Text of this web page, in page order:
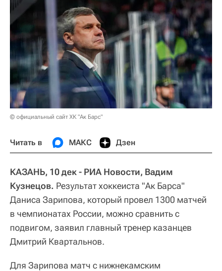
© официальный сайт ХК "Ак Барс"
Читать в МАКС Дзен
КАЗАНЬ, 10 дек - РИА Новости, Вадим
Кузнецов. Результат хоккеиста "Ак Барса"
Даниса Зарипова, который провел 1300 матчей
в чемпионатах России, можно сравнить с
подвигом, заявил главный тренер казанцев
Дмитрий Квартальнов.
Для Зарипова матч с нижнекамским